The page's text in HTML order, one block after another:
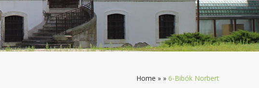
Home » » 6-Bibók Norbert